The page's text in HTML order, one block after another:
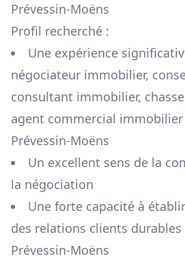
Prévessin-Moëns
Profil recherché :
Une expérience
négociateur immobilier,
consultant immobilier,
agent commercial
Prévessin-Moëns
Un excellent sens de la
la négociation
Une forte capacité à
des relations clients
Prévessin-Moëns